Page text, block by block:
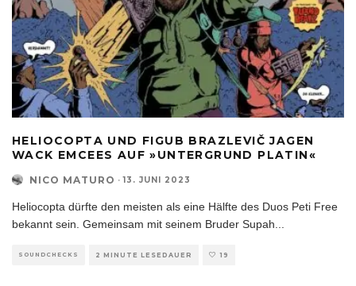
HELIOCOPTA UND FIGUB BRAZLEVIČ JAGEN
WACK EMCEES AUF »UNTERGRUND PLATIN«
NICO MATURO · 13. JUNI 2023
Heliocopta dürfte den meisten als eine Hälfte des Duos Peti Free
bekannt sein. Gemeinsam mit seinem Bruder Supah
SOUNDCHECKS 2 MINUTE LESEDAUER 19